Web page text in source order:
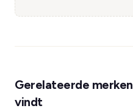
Gerelateerde
vindt